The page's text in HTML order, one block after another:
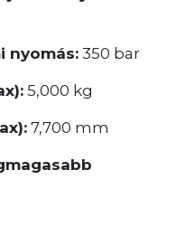
nyomás: 350 bar
5,000 kg
7,700 mm